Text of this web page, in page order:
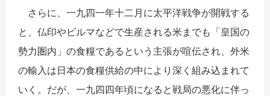
さらに、一九四一年十二月に太平洋戦争が開戦する
と、仏印やビルマなどで生産される米までも「皇国の
勢力圏内」の食糧であるという主張が喧伝され、外米
の輸入は日本の食糧供給の中により深く組み込まれて
いく。だが、一九四四年頃になると戦局の悪化に伴っ